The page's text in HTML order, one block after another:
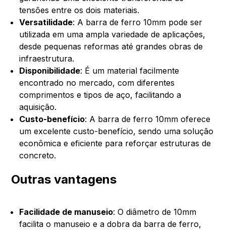
tensões entre os dois materiais.
Versatilidade: A barra de ferro 10mm pode ser
utilizada em uma ampla variedade de aplicações,
desde pequenas reformas até grandes obras de
infraestrutura.
Disponibilidade: É um material facilmente
encontrado no mercado, com diferentes
comprimentos e tipos de aço, facilitando a
aquisição.
Custo-benefício: A barra de ferro 10mm oferece
um excelente custo-benefício, sendo uma solução
econômica e eficiente para reforçar estruturas de
concreto.
Outras vantagens
Facilidade de manuseio: O diâmetro de 10mm
facilita o manuseio e a dobra da barra de ferro,